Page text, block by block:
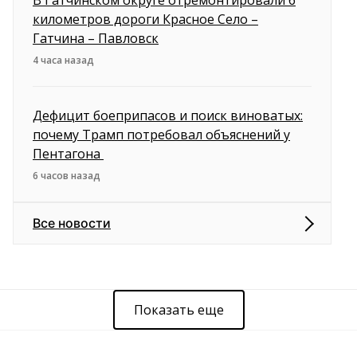
километров дороги Красное Село –
Гатчина – Павловск
4 часа назад
Дефицит боеприпасов и поиск виноватых:
почему Трамп потребовал объяснений у
Пентагона
6 часов назад
Все новости
Показать еще